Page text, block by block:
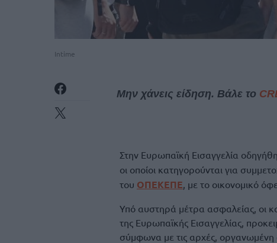
Intime
Μην χάνεις είδηση. Βάλε το
Στην Ευρωπαϊκή Εισαγγελία
οι οποίοι κατηγορούνται για
του ΟΠΕΚΕΠΕ, με το οικονομικό
Υπό αυστηρά μέτρα ασφαλείας, οι
της Ευρωπαϊκής Εισαγγελίας,
σύμφωνα με τις αρχές,